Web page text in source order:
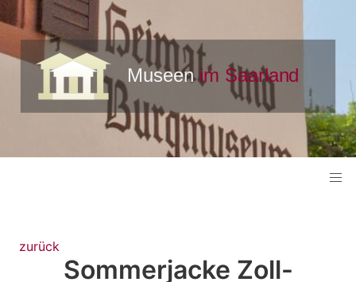
zurück
Sommerjacke Zoll-